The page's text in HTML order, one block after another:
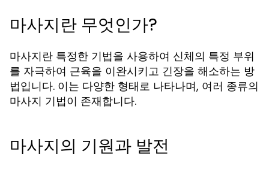
마사지란 무엇인가?
마사지란 특정한 기법을 사용하여 신체의 특정 부위
를 자극하여 근육을 이완시키고 긴장을 해소하는 방
법입니다. 이는 다양한 형태로 나타나며, 여러 종류의
마사지 기법이 존재합니다.
마사지의 기원과 발전